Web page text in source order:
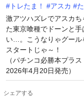
# トレたま！ #アスカ #
激アツハズレでアスカ
た東京喰種でドーンと
い…。こうなりゃグール
スタートじゃ～！
（パチンコ必勝本プラ
2026年4月20日発売）
シェアする